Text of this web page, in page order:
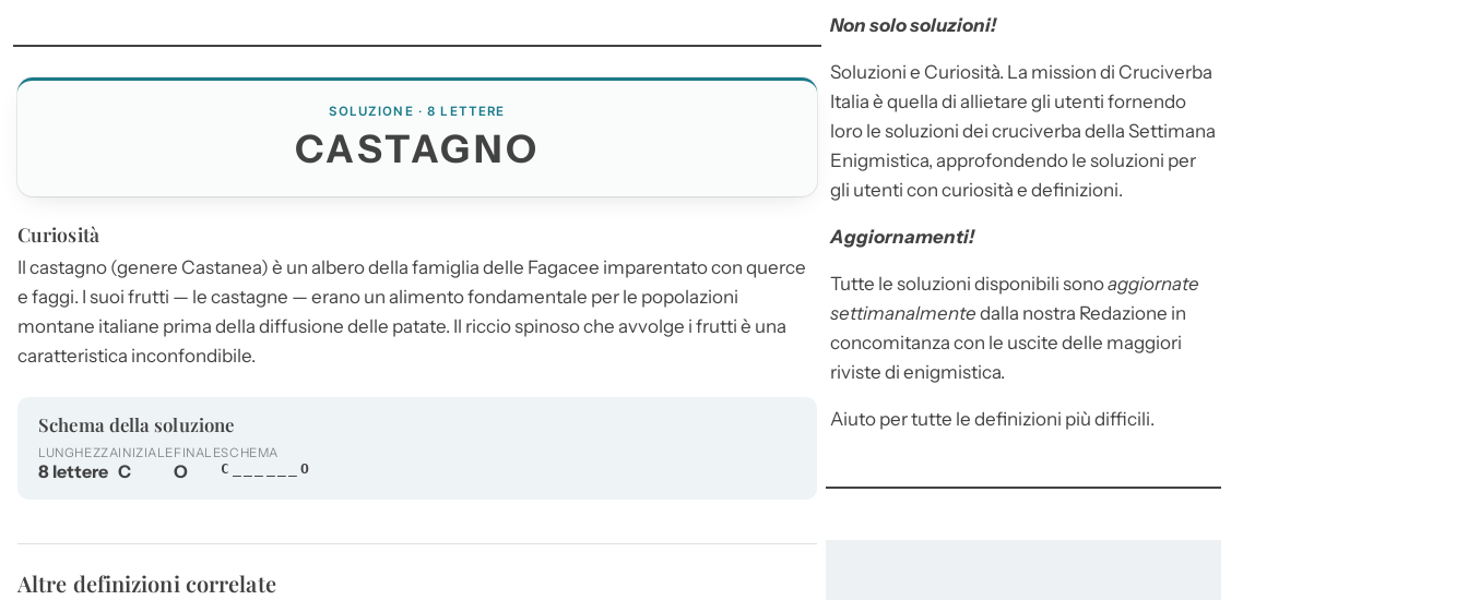
SOLUZIONE · 8 LETTERE
CASTAGNO
Curiosità
Il castagno (genere Castanea) è un albero della famiglia delle Fagacee imparentato con querce
e faggi. I suoi frutti — le castagne — erano un alimento fondamentale per le popolazioni
montane italiane prima della diffusione delle patate. Il riccio spinoso che avvolge i frutti è una
caratteristica inconfondibile.
Schema della soluzione
LUNGHEZZA
8 lettere
INIZIALE
C
FINALE
O
SCHEMA
C______O
Altre definizioni correlate
Non solo soluzioni!
Soluzioni e Curiosità. La mission di Cruciverba
Italia è quella di allietare gli utenti fornendo
loro le soluzioni dei cruciverba della Settimana
Enigmistica, approfondendo le soluzioni per
gli utenti con curiosità e definizioni.
Aggiornamenti!
Tutte le soluzioni disponibili sonoaggiornate
settimanalmente dalla nostra Redazione in
concomitanza con le uscite delle maggiori
riviste di enigmistica.
Aiuto per tutte le definizioni più difficili.